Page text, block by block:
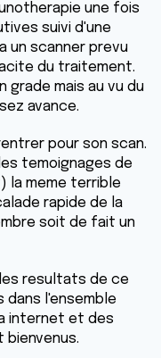
une fois
suivi d'une
un scanner prevu
du traitement.
grade mais au vu du
avance.
pour son scan.
temoignages de
la meme terrible
rapide de la
soit de fait un
resultats de ce
l'ensemble
internet et des
bienvenus.